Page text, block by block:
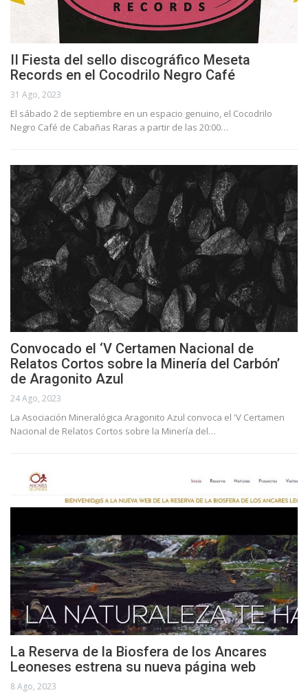
II Fiesta del sello discográfico Meseta
Records en el Cocodrilo Negro Café
31 Ago, 2023
El sábado 2 de septiembre en un espacio genuino, el Cocodrilo
Negro Café de Cabañas Raras a partir de las 20:00…
Convocado el ‘V Certamen Nacional de
Relatos Cortos sobre la Minería del Carbón’
de Aragonito Azul
24 Ago, 2023
La Asociación Mineralógica Aragonito Azul convoca el 'V Certamen
Nacional de Relatos Cortos sobre la Minería del…
La Reserva de la Biosfera de los Ancares
Leoneses estrena su nueva página web
8 Ago, 2023